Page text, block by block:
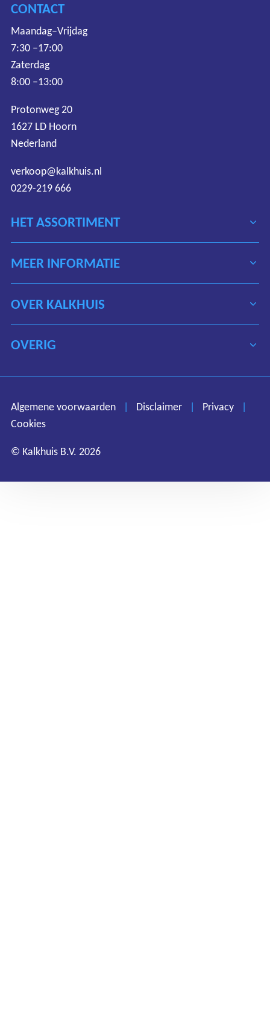
Disclaimer
Privacy
HET ASSORTIMENT
MEER INFORMATIE
OVER KALKHUIS
CONTACT
Maandag–Vrijdag
7:30 –17:00
Zaterdag
8:00 –13:00
Protonweg 20
1627 LD Hoorn
Nederland
verkoop@kalkhuis.nl
0229-219 666
OVERIG
Algemene voorwaarden | Disclaimer | Privacy
|
Cookies
© Kalkhuis B.V. 2026